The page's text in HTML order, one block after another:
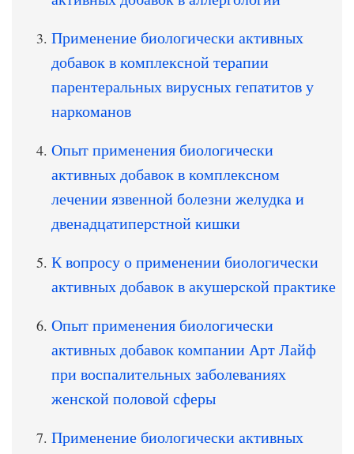
Применение биологически активных
добавок в комплексной терапии
парентеральных вирусных гепатитов у
наркоманов
Опыт применения биологически
активных добавок в комплексном
лечении язвенной болезни желудка и
двенадцатиперстной кишки
К вопросу о применении биологически
активных добавок в акушерской практике
Опыт применения биологически
активных добавок компании Арт Лайф
при воспалительных заболеваниях
женской половой сферы
Применение биологически активных